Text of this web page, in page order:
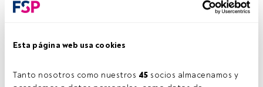
Esta página web usa cookies
Tanto nosotros como nuestros 45 socios almacenamos y
Tiempo lectura: 4 min.